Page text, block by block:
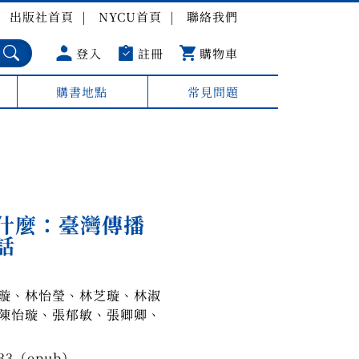
出版社首頁 NYCU首頁 聯絡我們
登入 註冊 購物車
購書地點 常見問題
麼：臺灣傳播
、林怡瑩、林芝璇、林淑
怡璇、張郁敏、張卿卿、